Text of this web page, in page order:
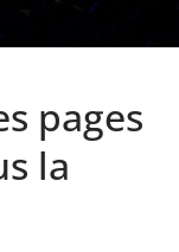
pages
la